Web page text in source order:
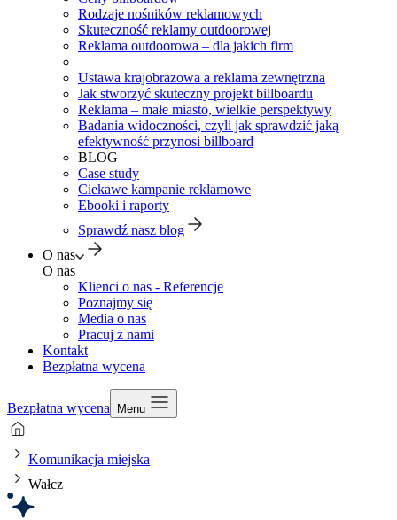
Rodzaje nośników reklamowych
Skuteczność reklamy outdoorowej
Reklama outdoorowa – dla jakich firm
Ustawa krajobrazowa a reklama zewnętrzna
Jak stworzyć skuteczny projekt billboardu
Reklama – małe miasto, wielkie perspektywy
Badania widoczności, czyli jak sprawdzić jaką
efektywność przynosi billboard
BLOG
Case study
Ciekawe kampanie reklamowe
Ebooki i raporty
Sprawdź nasz blog
O nas
O nas
Klienci o nas - Referencje
Poznajmy się
Media o nas
Pracuj z nami
Kontakt
Bezpłatna wycena
Bezpłatna wycena Menu
Komunikacja miejska
Wałcz